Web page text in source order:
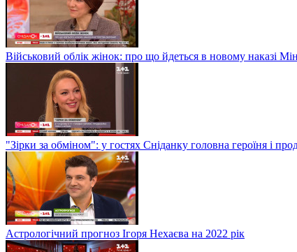
Військовий облік жінок: про що йдеться в новому наказі
"Зірки за обміном": у гостях Сніданку головна героїня і
Астрологічний прогноз Ігоря Нехаєва на 2022 рік